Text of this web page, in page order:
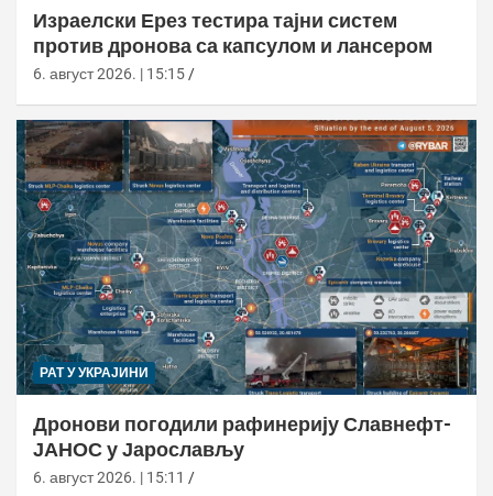
Израелски Ерез тестира тајни систем
против дронова са капсулом и лансером
6. август 2026. | 15:15
РАТ У УКРАЈИНИ
Дронови погодили рафинерију Славнефт-
ЈАНОС у Јарослављу
6. август 2026. | 15:11